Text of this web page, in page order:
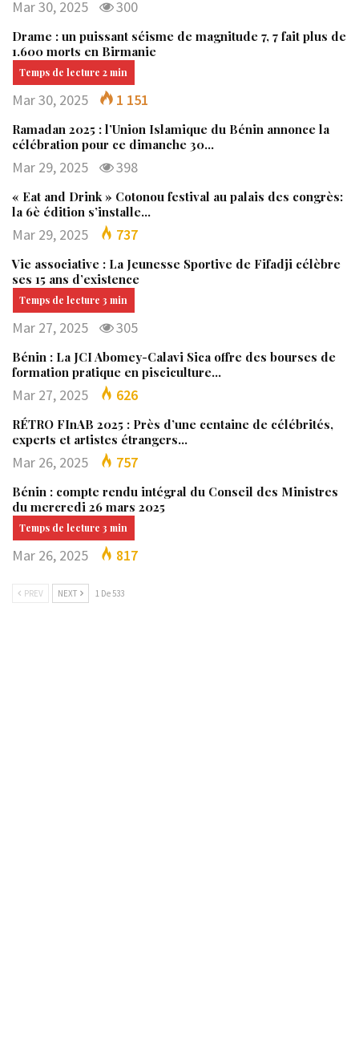
Mar 30, 2025 300
Drame : un puissant séisme de magnitude 7, 7 fait plus de
1.600 morts en Birmanie
Mar 30, 2025 1 151
Ramadan 2025 : l’Union Islamique du Bénin annonce la
célébration pour ce dimanche 30…
Mar 29, 2025 398
« Eat and Drink » Cotonou festival au palais des congrès:
la 6è édition s’installe…
Mar 29, 2025 737
Vie associative : La Jeunesse Sportive de Fifadji célèbre
ses 15 ans d’existence
Mar 27, 2025 305
Bénin : La JCI Abomey-Calavi Sica offre des bourses de
formation pratique en pisciculture…
Mar 27, 2025 626
RÉTRO FInAB 2025 : Près d’une centaine de célébrités,
experts et artistes étrangers…
Mar 26, 2025 757
Bénin : compte rendu intégral du Conseil des Ministres
du mercredi 26 mars 2025
Mar 26, 2025 817
PREV NEXT 1 De 533